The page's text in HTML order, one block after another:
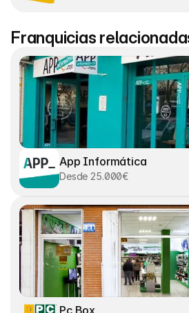
Franquicias
App Informática
Desde 25.000€
Pc Box